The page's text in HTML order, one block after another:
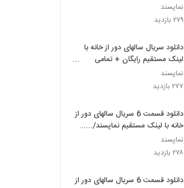
نماپسند
۲۷۹ بازدید
دانلود سریال سالهای دور از خانه با
لینک مستقیم رایگان + تمامی
قسمت ها،
نماپسند
۲۷۷ بازدید
دانلود قسمت 6 سریال سالهای دور از
خانه با لینک مستقیم نماپسند/......
نماپسند
۲۷۸ بازدید
دانلود قسمت 6 سریال سالهای دور از